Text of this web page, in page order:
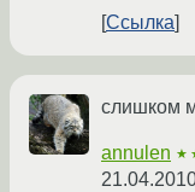
Ссылка
слишком
annulen